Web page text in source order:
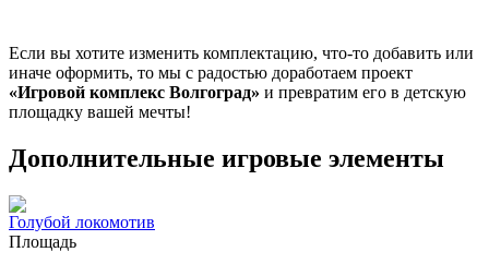
Если вы хотите изменить комплектацию, что-то добавить или
иначе оформить, то мы с радостью доработаем проект
«Игровой комплекс Волгоград» и превратим его в детскую
площадку вашей мечты!
Дополнительные игровые элементы
Голубой локомотив
Площадь